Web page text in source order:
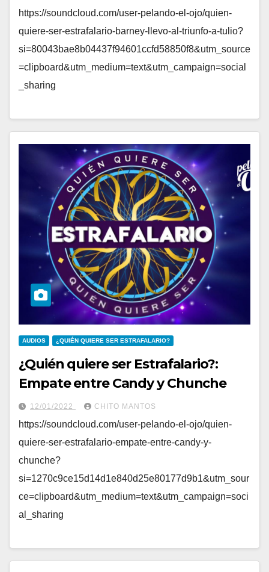
https://soundcloud.com/user-pelando-el-ojo/quien-
quiere-ser-estrafalario-barney-llevo-al-triunfo-a-tulio?
si=80043bae8b04437f94601ccfd58850f8&utm_source
=clipboard&utm_medium=text&utm_campaign=social
_sharing
AUDIOS ¿QUIÉN QUIERE SER ESTRAFALARIO?
¿Quién quiere ser Estrafalario?:
Empate entre Candy y Chunche
12/01/2022 CHITO MANTOS
https://soundcloud.com/user-pelando-el-ojo/quien-
quiere-ser-estrafalario-empate-entre-candy-y-
chunche?
si=1270c9ce15d14d1e840d25e80177d9b1&utm_sour
ce=clipboard&utm_medium=text&utm_campaign=soci
al_sharing